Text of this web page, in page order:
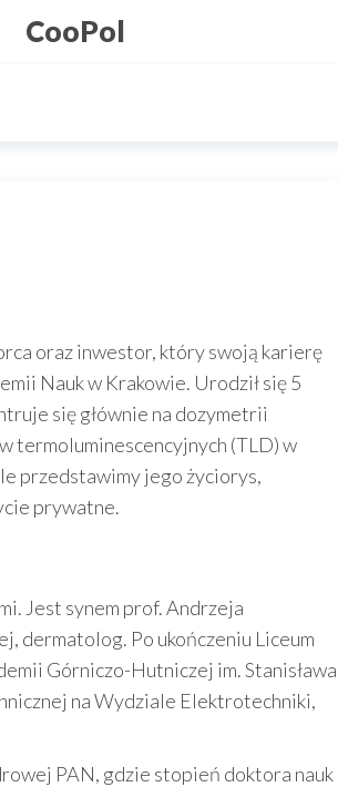
CooPol
oraz inwestor, który swoją karierę
Nauk w Krakowie. Urodził się 5
się głównie na dozymetrii
termoluminescencyjnych (TLD) w
przedstawimy jego życiorys,
prywatne.
Jest synem prof. Andrzeja
dermatolog. Po ukończeniu Liceum
Górniczo-Hutniczej im. Stanisława
na Wydziale Elektrotechniki,
PAN, gdzie stopień doktora nauk